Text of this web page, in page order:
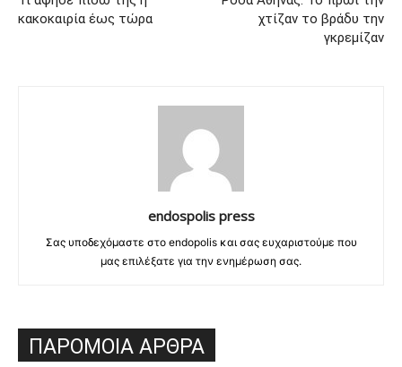
κακοκαιρία έως τώρα
χτίζαν το βράδυ την
γκρεμίζαν
endospolis press
Σας υποδεχόμαστε στο endopolis και σας ευχαριστούμε που
μας επιλέξατε για την ενημέρωση σας.
ΠΑΡΟΜΟΙΑ ΑΡΘΡΑ